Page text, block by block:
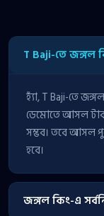
T Baji-তে জঙ্গল
হ্যাঁ, T Baji-তে
ডেমোতে আসল
সম্ভব। তবে আসল
হবে।
জঙ্গল কিং-এ